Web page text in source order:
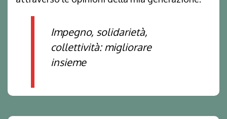
Impegno, solidarietà,
collettività: migliorare
insieme